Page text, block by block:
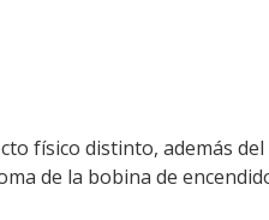
físico distinto, además
de la bobina de